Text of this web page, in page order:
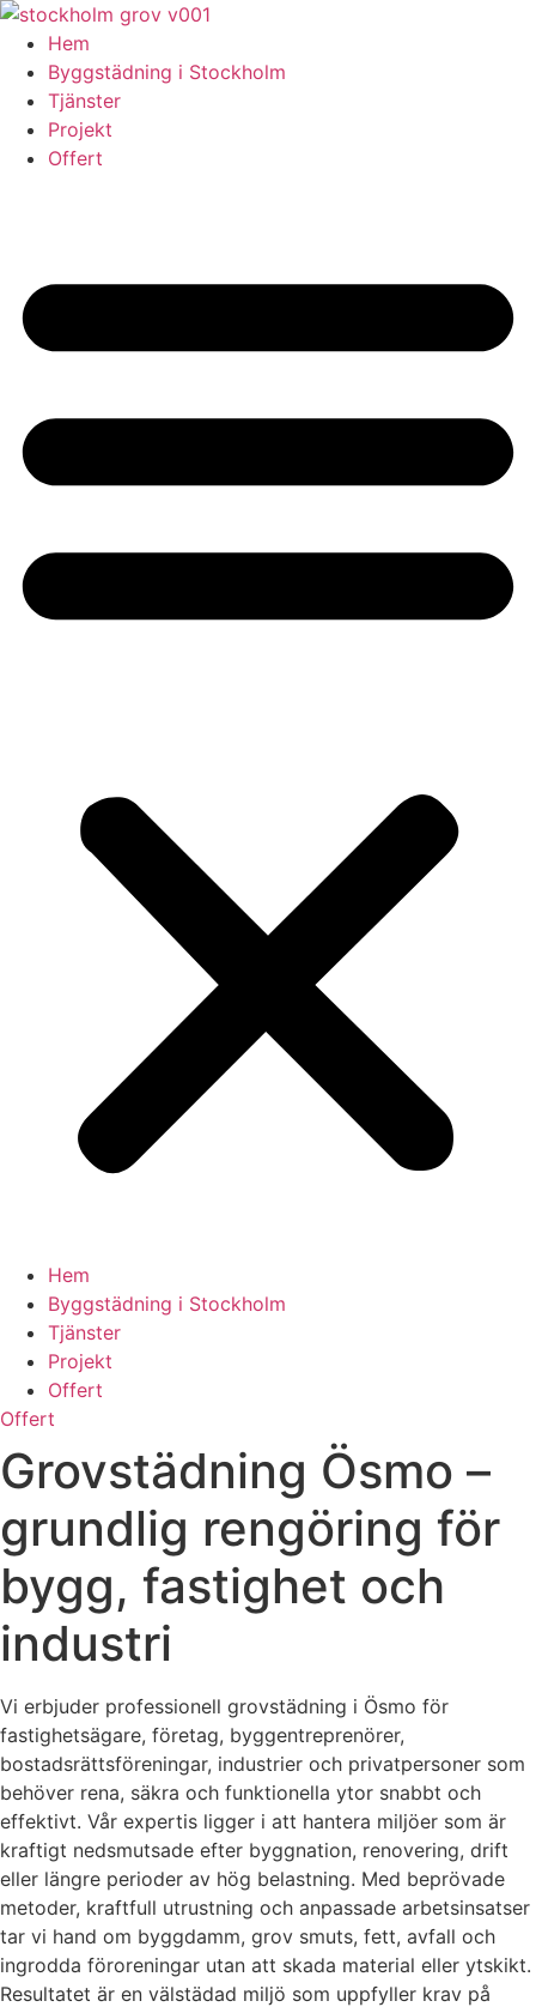
Skip
content
Hem
Byggstädning i Stockholm
Tjänster
Projekt
Offert
Hem
Byggstädning i Stockholm
Tjänster
Projekt
Offert
Offert
Grovstädning Ösmo –
grundlig rengöring för
bygg, fastighet och
industri
Vi erbjuder professionell grovstädning i Ösmo för
fastighetsägare, företag, byggentreprenörer,
bostadsrättsföreningar, industrier och privatpersoner som
behöver rena, säkra och funktionella ytor snabbt och
effektivt. Vår expertis ligger i att hantera miljöer som är
kraftigt nedsmutsade efter byggnation, renovering, drift
eller längre perioder av hög belastning. Med beprövade
metoder, kraftfull utrustning och anpassade arbetsinsatser
tar vi hand om byggdamm, grov smuts, fett, avfall och
ingrodda föroreningar utan att skada material eller ytskikt.
Resultatet är en välstädad miljö som uppfyller krav på